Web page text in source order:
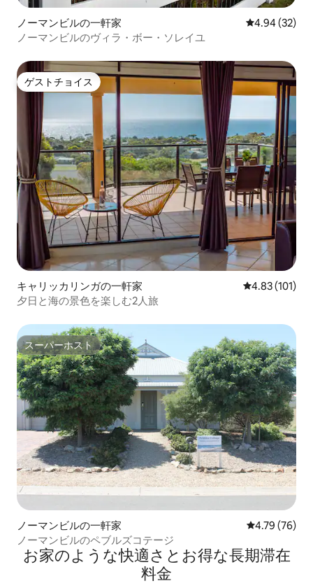
ノーマンビルの一軒家 レビュー32
4.94 (32)
ノーマンビルのヴィラ・ボー・ソレイユ
ゲストチョイス
ゲストチョイス
キャリッカリンガの一軒家 レビュー101
4.83 (101)
夕日と海の景色を楽しむ2人旅
スーパーホスト
スーパーホスト
ノーマンビルの一軒家 レビュー76
4.79 (76)
ノーマンビルのペブルズコテージ
お家のような快⁠適⁠さ⁠とお⁠得⁠な長⁠期⁠滞⁠在
料⁠金